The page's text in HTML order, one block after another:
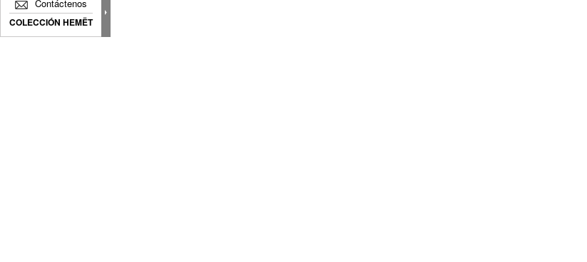
Contáctenos
COLECCIÓN HEMËT